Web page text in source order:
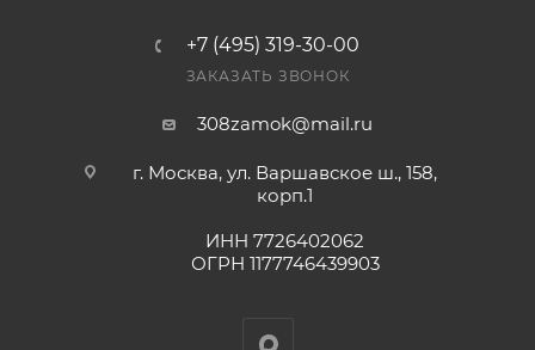
+7 (495) 319-30-00
ЗАКАЗАТЬ ЗВОНОК
308zamok@mail.ru
г. Москва, ул. Варшавское ш., 158,
корп.1
ИНН 7726402062
ОГРН 1177746439903